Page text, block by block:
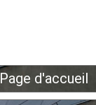
Page d'accueil